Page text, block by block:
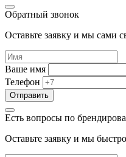
Обратный звонок
Оставьте заявку и мы сами
Ваше имя
Телефон
Есть вопросы по
Оставьте заявку и мы